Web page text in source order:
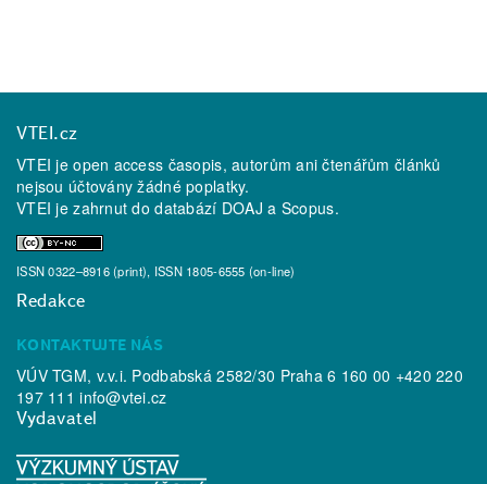
VTEI.cz
VTEI je open access časopis, autorům ani čtenářům článků
nejsou účtovány žádné poplatky.
VTEI je zahrnut do databází DOAJ a Scopus.
ISSN 0322–8916 (print), ISSN 1805-6555 (on-line)
Redakce
KONTAKTUJTE NÁS
VÚV TGM, v.v.i. Podbabská 2582/30 Praha 6 160 00 +420 220
197 111info@vtei.cz
Vydavatel